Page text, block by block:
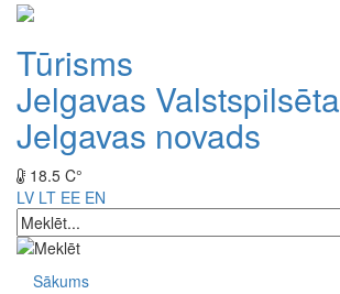
Tūrisms
Jelgavas Valstspilsēta
Jelgavas novads
18.5 C°
LV LT EE EN
Sākums